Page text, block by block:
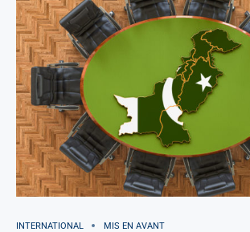
INTERNATIONAL MIS EN AVANT